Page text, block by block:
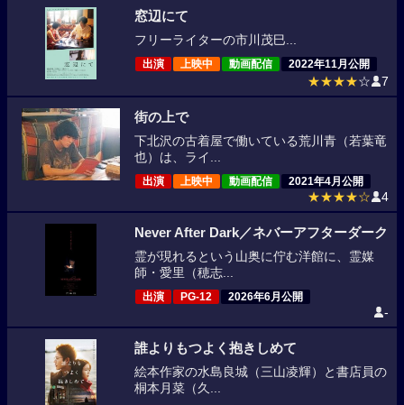
窓辺にて
フリーライターの市川茂巳...
出演 上映中 動画配信 2022年11月公開
★★★★☆ 7
街の上で
下北沢の古着屋で働いている荒川青（若葉竜
也）は、ライ...
出演 上映中 動画配信 2021年4月公開
★★★★☆ 4
Never After Dark／ネバーアフターダーク
霊が現れるという山奥に佇む洋館に、霊媒
師・愛里（穂志...
出演 PG-12 2026年6月公開
-
誰よりもつよく抱きしめて
絵本作家の水島良城（三山凌輝）と書店員の
桐本月菜（久...